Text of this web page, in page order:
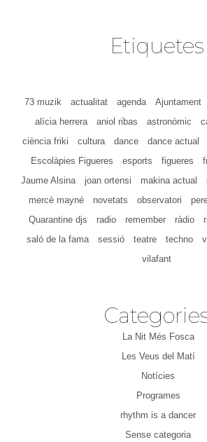
Etiquetes
73 muzik actualitat agenda Ajuntament
alícia herrera
aniol ribas astronòmic
ciència friki
cultura dance dance actual
Escolàpies Figueres
esports figueres
Jaume Alsina
joan ortensi makina actual
mercè mayné
novetats observatori
Quarantine djs
radio remember ràdio
saló de la fama
sessió teatre techno
vilafant
La Nit Més Fosca
Les Veus del Matí
Notícies
Programes
rhythm is a dancer
Sense categoria